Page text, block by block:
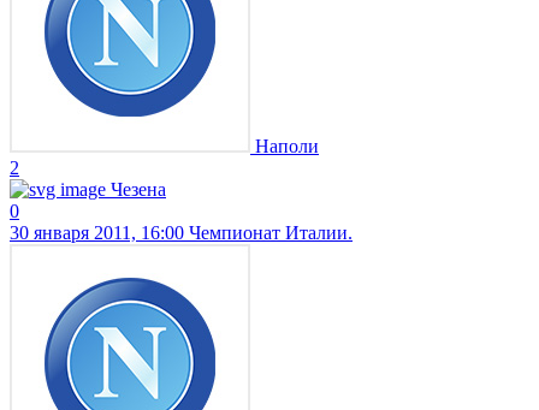
Наполи
2
Чезена
0
30 января 2011, 16:00 Чемпионат Италии.